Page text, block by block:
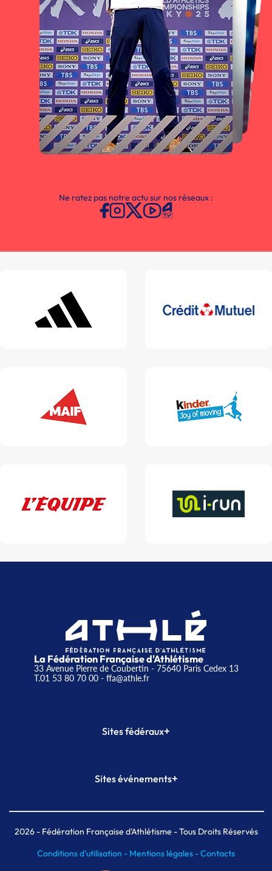
Ne ratez pas notre actu sur nos réseaux :
La Fédération Française d'Athlétisme
33 Avenue Pierre de Coubertin - 75640 Paris Cedex 13
T.01 53 80 70 00- ffa@athle.fr
Sites fédéraux+
Plateforme Formation
Sites événements+
Meeting de Paris indoor
MAIF Ekiden de Paris
2026- Fédération Française d'Athlétisme - Tous Droits Réservés
Conditions d'utilisation - Mentions légales -Contacts